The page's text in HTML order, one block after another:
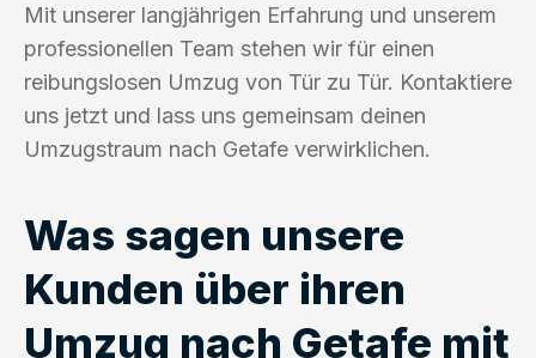
Mit unserer langjährigen Erfahrung und unserem
professionellen Team stehen wir für einen
reibungslosen Umzug von Tür zu Tür. Kontaktiere
uns jetzt und lass uns gemeinsam deinen
Umzugstraum nach Getafe verwirklichen.
Was sagen unsere
Kunden über ihren
Umzug nach Getafe mit